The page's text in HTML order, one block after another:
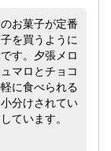
お菓子が定番
を買うように
す。夕張メロ
マロとチョコ
に食べられる
分けされてい
ています。